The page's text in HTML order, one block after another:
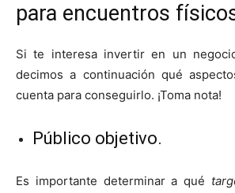
para encuentros
Si te interesa invertir en un
decimos a continuación qué
cuenta para conseguirlo. ¡Toma nota!
Público objetivo.
Es importante determinar a qué